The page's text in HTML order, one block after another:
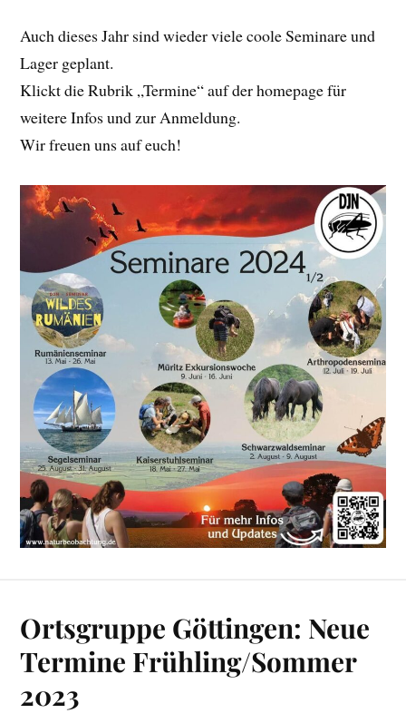
Auch dieses Jahr sind wieder viele coole Seminare und
Lager geplant.
Klickt die Rubrik „Termine“ auf der homepage für
weitere Infos und zur Anmeldung.
Wir freuen uns auf euch!
Ortsgruppe Göttingen: Neue
Termine Frühling/Sommer
2023